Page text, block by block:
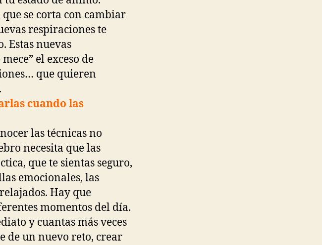
se corta con cambiar
respiraciones te
Estas nuevas
el exceso de
que quieren
cuando las
las técnicas no
necesita que las
que te sientas seguro,
emocionales, las
Hay que
momentos del día.
y cuantas más veces
de un nuevo reto, crear